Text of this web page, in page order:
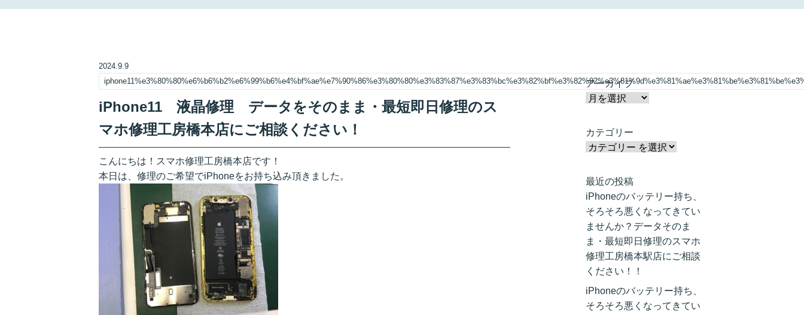
2024.9.9
iPhone11 液晶修理 データをそのまま・最短即日修理のス
マホ修理工房橋本店にご相談ください！
こんにちは！スマホ修理工房橋本店です！
本日は、修理のご希望でiPhoneをお持ち込み頂きました。
アーカイブ
カテゴリー
最近の投稿
iPhoneのバッテリー持ち、
そろそろ悪くなってきてい
ませんか？データそのま
ま・最短即日修理のスマホ
修理工房橋本駅店にご相談
ください！！
iPhoneのバッテリー持ち、
そろそろ悪くなってきてい